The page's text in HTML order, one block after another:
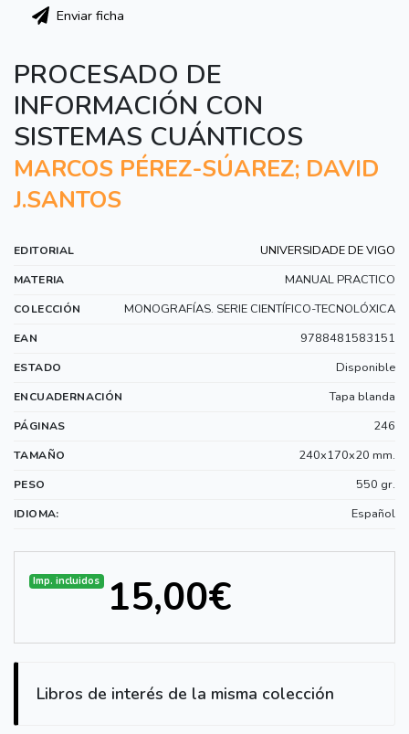
Enviar ficha
PROCESADO DE
INFORMACIÓN CON
SISTEMAS CUÁNTICOS
MARCOS PÉREZ-SÚAREZ; DAVID
J.SANTOS
EDITORIAL UNIVERSIDADE DE VIGO
MATERIA MANUAL PRACTICO
COLECCIÓN MONOGRAFÍAS. SERIE CIENTÍFICO-TECNOLÓXICA
EAN 9788481583151
ESTADO Disponible
ENCUADERNACIÓN Tapa blanda
PÁGINAS 246
TAMAÑO 240x170x20 mm.
PESO 550 gr.
IDIOMA: Español
Imp. incluidos 15,00€
Libros de interés de la misma colección